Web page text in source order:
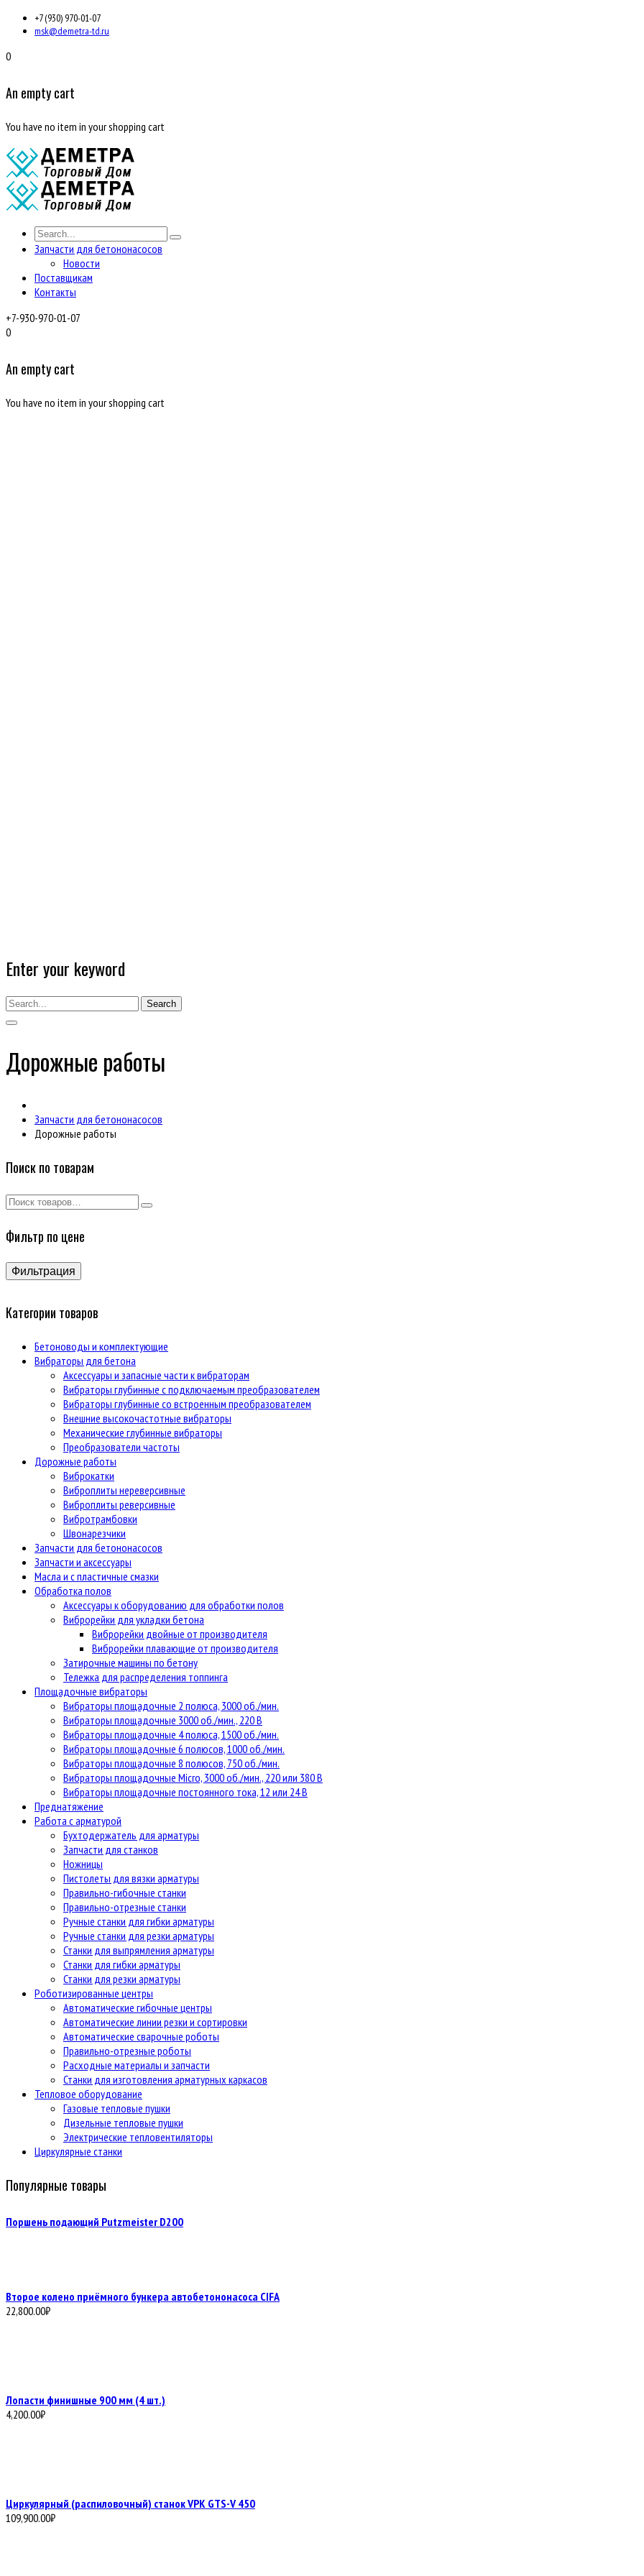
+7 (930) 970-01-07
msk@demetra-td.ru
0
An empty cart
You have no item in your shopping cart
Запчасти для бетононасосов
Новости
Поставщикам
Контакты
+7-930-970-01-07
0
An empty cart
You have no item in your shopping cart
Enter your keyword
Search
Дорожные работы
Запчасти для бетононасосов
Дорожные работы
Поиск по товарам
Фильтр по цене
Фильтрация
Категории товаров
Бетоноводы и комплектующие
Вибраторы для бетона
Аксессуары и запасные части к вибраторам
Вибраторы глубинные с подключаемым преобразователем
Вибраторы глубинные со встроенным преобразователем
Внешние высокочастотные вибраторы
Механические глубинные вибраторы
Преобразователи частоты
Дорожные работы
Виброкатки
Виброплиты нереверсивные
Виброплиты реверсивные
Вибротрамбовки
Швонарезчики
Запчасти для бетононасосов
Запчасти и аксессуары
Масла и с пластичные смазки
Обработка полов
Аксессуары к оборудованию для обработки полов
Виброрейки для укладки бетона
Виброрейки двойные от производителя
Виброрейки плавающие от производителя
Затирочные машины по бетону
Тележка для распределения топпинга
Площадочные вибраторы
Вибраторы площадочные 2 полюса, 3000 об./мин.
Вибраторы площадочные 3000 об./мин., 220 В
Вибраторы площадочные 4 полюса, 1500 об./мин.
Вибраторы площадочные 6 полюсов, 1000 об./мин.
Вибраторы площадочные 8 полюсов, 750 об./мин.
Вибраторы площадочные Micro, 3000 об./мин., 220 или 380 В
Вибраторы площадочные постоянного тока, 12 или 24 В
Преднатяжение
Работа с арматурой
Бухтодержатель для арматуры
Запчасти для станков
Ножницы
Пистолеты для вязки арматуры
Правильно-гибочные станки
Правильно-отрезные станки
Ручные станки для гибки арматуры
Ручные станки для резки арматуры
Станки для выпрямления арматуры
Станки для гибки арматуры
Станки для резки арматуры
Роботизированные центры
Автоматические гибочные центры
Автоматические линии резки и сортировки
Автоматические сварочные роботы
Правильно-отрезные роботы
Расходные материалы и запчасти
Станки для изготовления арматурных каркасов
Тепловое оборудование
Газовые тепловые пушки
Дизельные тепловые пушки
Электрические тепловентиляторы
Циркулярные станки
Популярные товары
Поршень подающий Putzmeister D200
Второе колено приёмного бункера автобетононасоса CIFA
22,800.00₽
Лопасти финишные 900 мм (4 шт.)
4,200.00₽
Циркулярный (распиловочный) станок VPK GTS-V 450
109,900.00₽